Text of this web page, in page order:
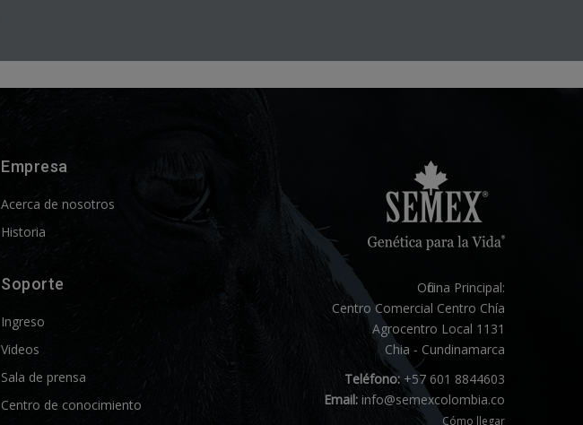
Empresa
Acerca de nosotros
Historia
Soporte
Ingreso
Videos
Sala de prensa
Centro de conocimiento
Oficina Principal:
Centro Comercial Centro Chía
Agrocentro Local 1131
Chia - Cundinamarca
Teléfono:+57 601 8844603
Email: info@semexcolombia.co
Cómo llegar